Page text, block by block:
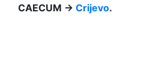
CAECUM → Crijevo.